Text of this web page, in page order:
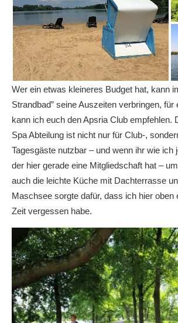
Wer ein etwas kleineres Budget hat, kann
Strandbad” seine Auszeiten verbringen, für
kann ich euch den Apsria Club empfehlen.
Spa Abteilung ist nicht nur für Club-,
Tagesgäste nutzbar – und wenn ihr wie ich
der hier gerade eine Mitgliedschaft hat –
auch die leichte Küche mit Dachterrasse
Maschsee sorgte dafür, dass ich hier oben
Zeit vergessen habe.